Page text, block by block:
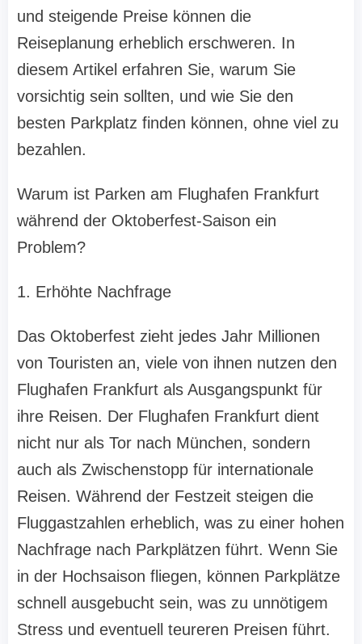
und steigende Preise können die
Reiseplanung erheblich erschweren. In
diesem Artikel erfahren Sie, warum Sie
vorsichtig sein sollten, und wie Sie den
besten Parkplatz finden können, ohne viel zu
bezahlen.
Warum ist Parken am Flughafen Frankfurt
während der Oktoberfest-Saison ein
Problem?
1. Erhöhte Nachfrage
Das Oktoberfest zieht jedes Jahr Millionen
von Touristen an, viele von ihnen nutzen den
Flughafen Frankfurt als Ausgangspunkt für
ihre Reisen. Der Flughafen Frankfurt dient
nicht nur als Tor nach München, sondern
auch als Zwischenstopp für internationale
Reisen. Während der Festzeit steigen die
Fluggastzahlen erheblich, was zu einer hohen
Nachfrage nach Parkplätzen führt. Wenn Sie
in der Hochsaison fliegen, können Parkplätze
schnell ausgebucht sein, was zu unnötigem
Stress und eventuell teureren Preisen führt.